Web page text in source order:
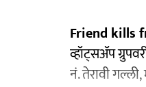
Friend kills
व्हॉट्सॲप
नं. तेरावी